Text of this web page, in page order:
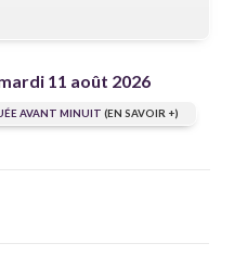
11 août 2026
AVANT MINUIT (EN SAVOIR +)